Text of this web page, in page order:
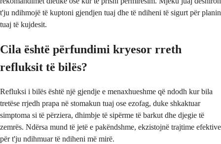
t'ju ndihmojë të kuptoni gjendjen tuaj dhe të ndiheni të sigurt për planin
tuaj të kujdesit.
Cila është përfundimi kryesor rreth
refluksit të bilës?
Refluksi i bilës është një gjendje e menaxhueshme që ndodh kur bila
tretëse rrjedh prapa në stomakun tuaj ose ezofag, duke shkaktuar
simptoma si të përziera, dhimbje të sipërme të barkut dhe djegie të
zemrës. Ndërsa mund të jetë e pakëndshme, ekzistojnë trajtime efektive
për t'ju ndihmuar të ndiheni më mirë.